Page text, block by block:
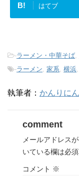
B! はてブ
-ラーメン・中華そば
-ラーメン 家系 横浜
執筆者： かんりにん
comment
メールアドレス
いている欄は必
コメント ※